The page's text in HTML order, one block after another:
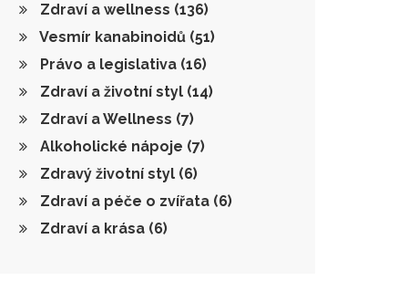
Zdraví a wellness (136)
Vesmír kanabinoidů (51)
Právo a legislativa (16)
Zdraví a životní styl (14)
Zdraví a Wellness (7)
Alkoholické nápoje (7)
Zdravý životní styl (6)
Zdraví a péče o zvířata (6)
Zdraví a krása (6)